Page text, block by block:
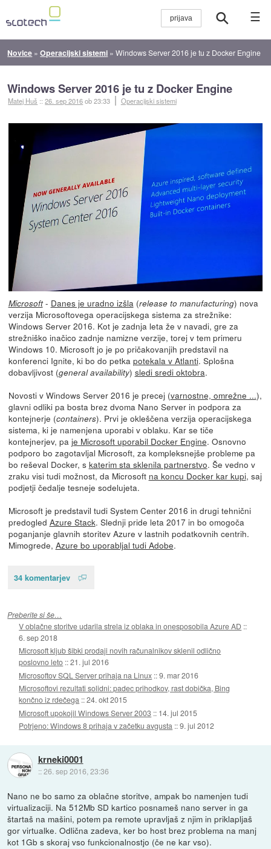
☰
Novice »Operacijski sistemi »Windows Server 2016 je tu z Docker Engine
Windows Server 2016 je tu z Docker Engine
Matej Huš ::26. sep 2016ob 23:33 Operacijski sistemi
Microsoft- Danes je uradno izšla(release to manufacturing) nova
verzija Microsoftovega operacijskega sistema za strežnike:
Windows Server 2016. Kot je zadnja leta že v navadi, gre za
strežniško inačico zadnje namizne verzije, torej v tem primeru
Windows 10. Microsoft jo je po pričakovanjih predstavil na
konferenci Ignite, ki bo do petka potekala v Atlanti. Splošna
dobavljivost (general availability) sledi sredi oktobra.
Novosti v Windows Server 2016 je precej (varnostne, omrežne ...),
glavni odliki pa bosta brez dvoma Nano Server in podpora za
kontejnerje (containers). Prvi je okleščena verzija operacijskega
sistema, ki je namenjena uporabi v oblaku. Kar se tiče
kontejnerjev, pa je Microsoft uporabil Docker Engine. Osnovno
podporo bo zagotavljal Microsoft, za kompleksnejše probleme pa
bo reševal Docker, s katerim sta sklenila partnerstvo. Še vedno v
zraku visi tudi možnost, da Microsoft na koncu Docker kar kupi, saj
podjetji čedalje tesneje sodelujeta.
Microsoft je predstavil tudi System Center 2016 in drugi tehnični
predogled Azure Stack. Slednji pride leta 2017 in bo omogoča
poganjanje glavnih storitev Azure v lastnih podatkovnih centrih.
Mimogrede, Azure bo uporabljal tudi Adobe.
34 komentarjev
Preberite si še…
V oblačne storitve udarila strela iz oblaka in onesposobila Azure AD ::
6. sep 2018
Microsoft kljub šibki prodaji novih računalnikov sklenil odlično
poslovno leto ::21. jul 2016
Microsoftov SQL Server prihaja na Linux ::9. mar 2016
Microsoftovi rezultati solidni: padec prihodkov, rast dobička, Bing
končno iz rdečega ::24. okt 2015
Microsoft upokojil Windows Server 2003 :: 14. jul 2015
Potrjeno: Windows 8 prihaja v začetku avgusta ::9. jul 2012
krneki0001
::26. sep 2016, 23:36
Nano ne bo samo za oblačne storitve, ampak bo namenjen tudi
virtualizaciji. Na 512Mb SD kartico posnameš nano server in ga
štartaš na mašini, potem pa remote upravljaš z njim in priklapljaš
gor virtualke. Odlična zadeva, ker bo host brez problema na manj
kot 1Gb s skoraj vso funkcionalnostjo (če ne kar vso).